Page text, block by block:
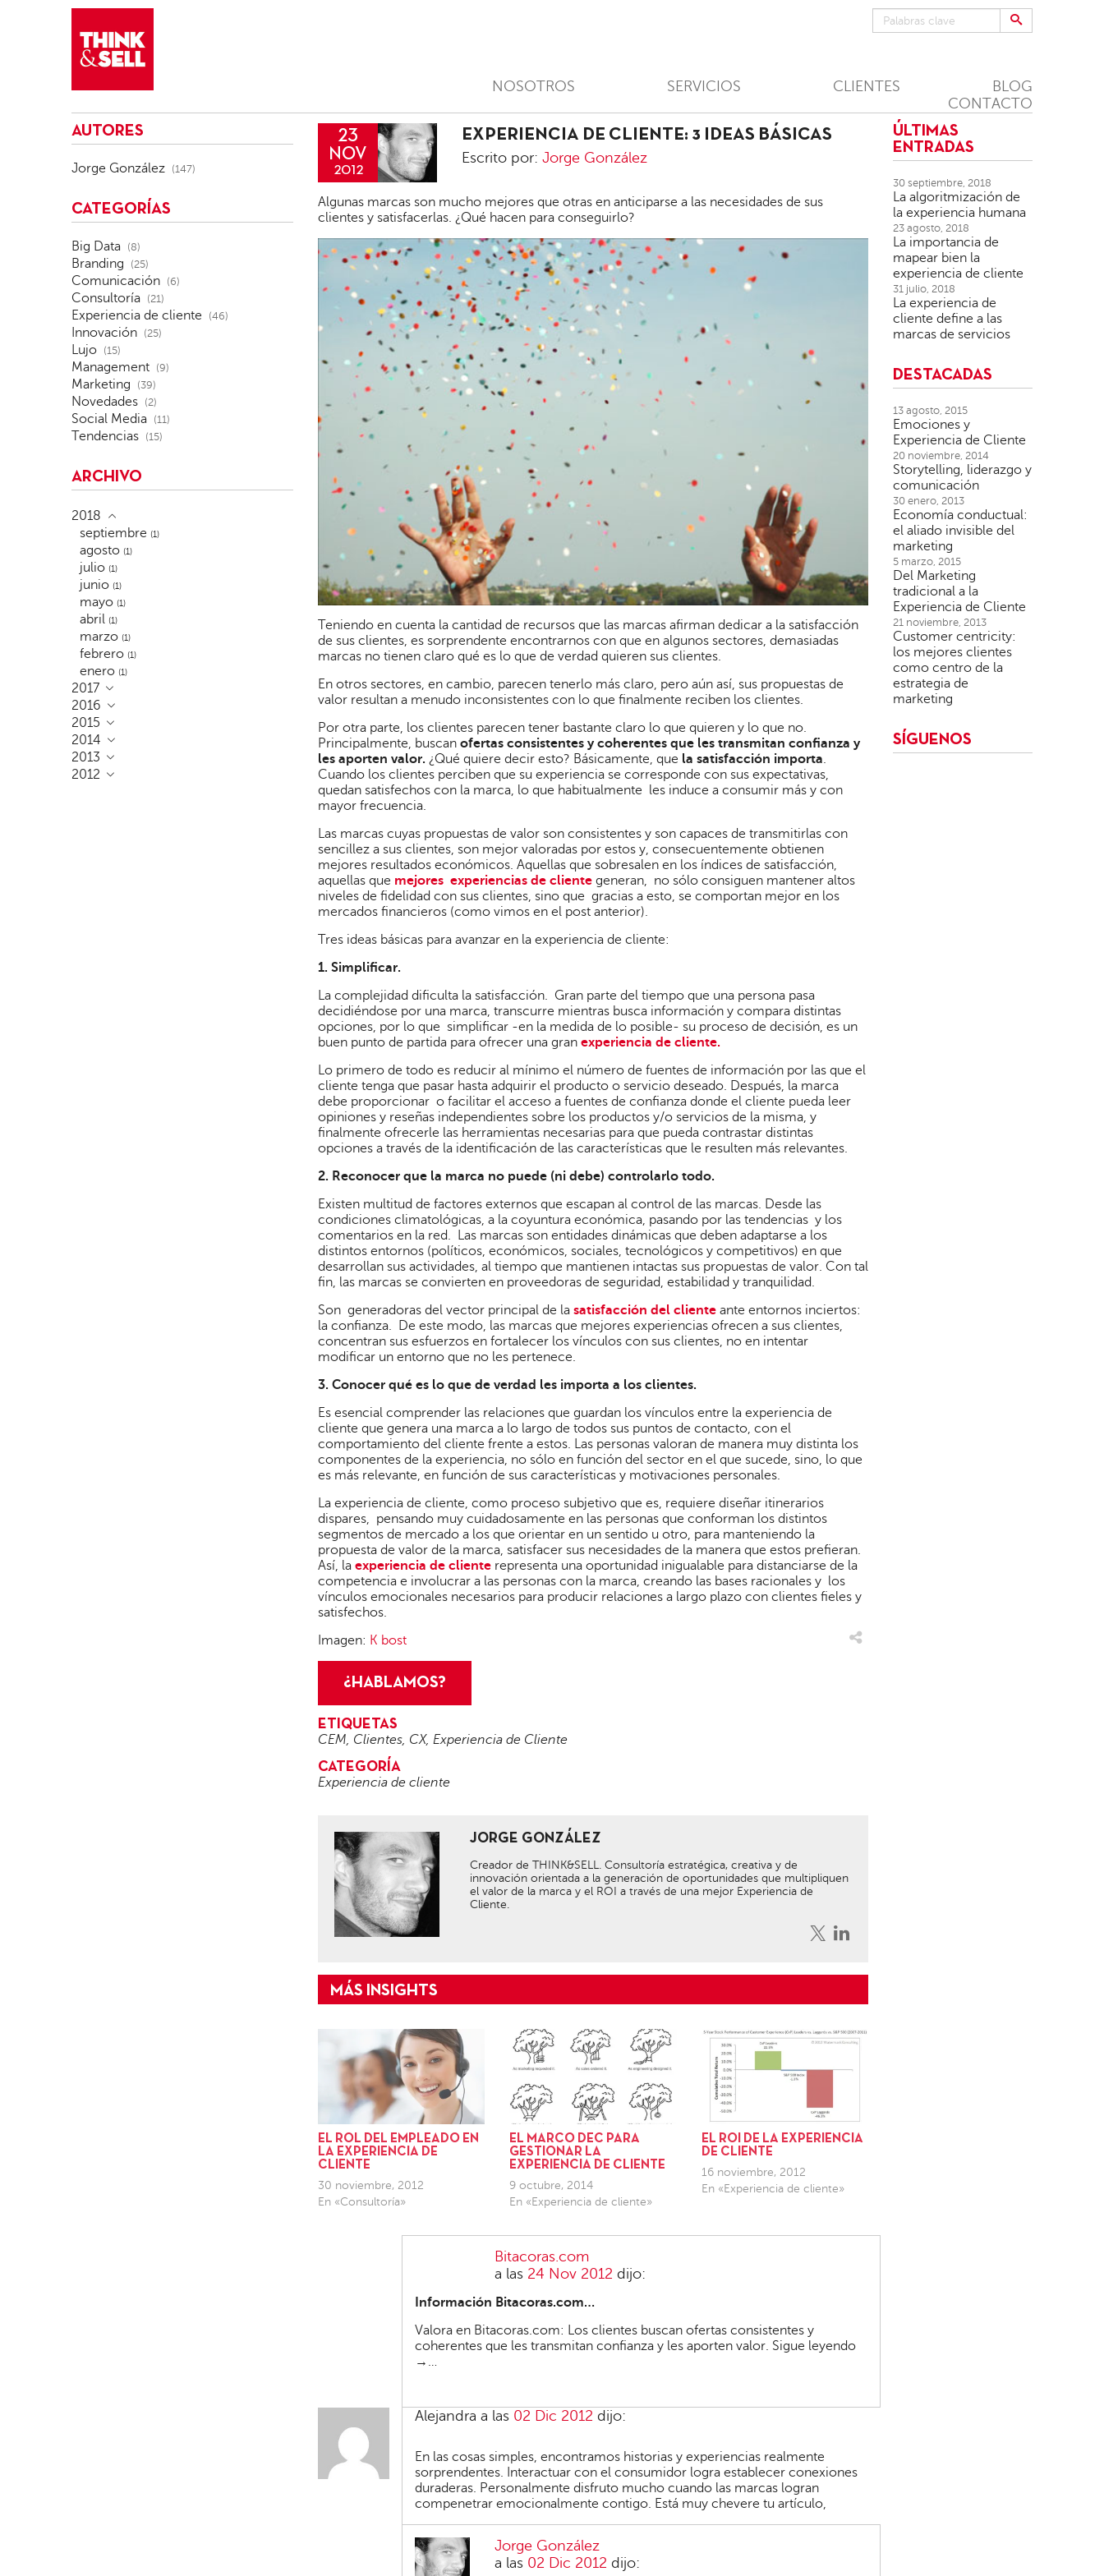
NOSOTROS SERVICIOS CLIENTES
BLOG
CONTACTO
23
NOV
2012
González
EXPERIENCIA DE CLIENTE: 3 IDEAS BÁSICAS
Escrito por: Jorge González
Algunas marcas son mucho mejores que otras en anticiparse a las necesidades de sus
clientes y satisfacerlas. ¿Qué hacen para conseguirlo?
Teniendo en cuenta la cantidad de recursos que las marcas afirman dedicar a la satisfacción
de sus clientes, es sorprendente encontrarnos con que en algunos sectores, demasiadas
marcas no tienen claro qué es lo que de verdad quieren sus clientes.
En otros sectores, en cambio, parecen tenerlo más claro, pero aún así, sus propuestas de
valor resultan a menudo inconsistentes con lo que finalmente reciben los clientes.
Por otra parte, los clientes parecen tener bastante claro lo que quieren y lo que no.
Principalmente, buscan ofertas consistentes y coherentes que les transmitan confianza y
les aporten valor. ¿Qué quiere decir esto? Básicamente, que la satisfacción importa.
Cuando los clientes perciben que su experiencia se corresponde con sus expectativas,
quedan satisfechos con la marca, lo que habitualmente les induce a consumir más y con
mayor frecuencia.
Las marcas cuyas propuestas de valor son consistentes y son capaces de transmitirlas con
sencillez a sus clientes, son mejor valoradas por estos y, consecuentemente obtienen
mejores resultados económicos. Aquellas que sobresalen en los índices de satisfacción,
aquellas que mejores experiencias de cliente generan, no sólo consiguen mantener altos
niveles de fidelidad con sus clientes, sino que gracias a esto, se comportan mejor en los
mercados financieros (como vimos en el post anterior).
Tres ideas básicas para avanzar en la experiencia de cliente:
1. Simplificar.
La complejidad dificulta la satisfacción. Gran parte del tiempo que una persona pasa
decidiéndose por una marca, transcurre mientras busca información y compara distintas
opciones, por lo que simplificar -en la medida de lo posible- su proceso de decisión, es un
buen punto de partida para ofrecer una gran experiencia de cliente.
Lo primero de todo es reducir al mínimo el número de fuentes de información por las que el
cliente tenga que pasar hasta adquirir el producto o servicio deseado. Después, la marca
debe proporcionar o facilitar el acceso a fuentes de confianza donde el cliente pueda leer
opiniones y reseñas independientes sobre los productos y/o servicios de la misma, y
finalmente ofrecerle las herramientas necesarias para que pueda contrastar distintas
opciones a través de la identificación de las características que le resulten más relevantes.
2. Reconocer que la marca no puede (ni debe) controlarlo todo.
Existen multitud de factores externos que escapan al control de las marcas. Desde las
condiciones climatológicas, a la coyuntura económica, pasando por las tendencias y los
comentarios en la red. Las marcas son entidades dinámicas que deben adaptarse a los
distintos entornos (políticos, económicos, sociales, tecnológicos y competitivos) en que
desarrollan sus actividades, al tiempo que mantienen intactas sus propuestas de valor. Con tal
fin, las marcas se convierten en proveedoras de seguridad, estabilidad y tranquilidad.
Son generadoras del vector principal de la satisfacción del cliente ante entornos inciertos:
la confianza. De este modo, las marcas que mejores experiencias ofrecen a sus clientes,
concentran sus esfuerzos en fortalecer los vínculos con sus clientes, no en intentar
modificar un entorno que no les pertenece.
3. Conocer qué es lo que de verdad les importa a los clientes.
Es esencial comprender las relaciones que guardan los vínculos entre la experiencia de
cliente que genera una marca a lo largo de todos sus puntos de contacto, con el
comportamiento del cliente frente a estos. Las personas valoran de manera muy distinta los
componentes de la experiencia, no sólo en función del sector en el que sucede, sino, lo que
es más relevante, en función de sus características y motivaciones personales.
La experiencia de cliente, como proceso subjetivo que es, requiere diseñar itinerarios
dispares, pensando muy cuidadosamente en las personas que conforman los distintos
segmentos de mercado a los que orientar en un sentido u otro, para manteniendo la
propuesta de valor de la marca, satisfacer sus necesidades de la manera que estos prefieran.
Así, la experiencia de cliente representa una oportunidad inigualable para distanciarse de la
competencia e involucrar a las personas con la marca, creando las bases racionales y los
vínculos emocionales necesarios para producir relaciones a largo plazo con clientes fieles y
satisfechos.
Imagen: K bost
¿HABLAMOS?
ETIQUETAS
CEM, Clientes, CX, Experiencia de Cliente
CATEGORÍA
Experiencia de cliente
JORGE GONZÁLEZ
Creador de THINK&SELL. Consultoría estratégica, creativa y de
innovación orientada a la generación de oportunidades que multipliquen
el valor de la marca y el ROI a través de una mejor Experiencia de
Cliente.
EL ROL DEL EMPLEADO EN
LA EXPERIENCIA DE
CLIENTE
30 noviembre, 2012
En «Consultoría»
EL MARCO DEC PARA
GESTIONAR LA
EXPERIENCIA DE CLIENTE
9 octubre, 2014
En «Experiencia de cliente»
EL ROI DE LA EXPERIENCIA
DE CLIENTE
16 noviembre, 2012
En «Experiencia de cliente»
Bitacoras.com
a las 24 Nov 2012 dijo:
Información Bitacoras.com…
Valora en Bitacoras.com: Los clientes buscan ofertas consistentes y
coherentes que les transmitan confianza y les aporten valor. Sigue leyendo
→…
Alejandra a las 02 Dic 2012 dijo:
En las cosas simples, encontramos historias y experiencias realmente
sorprendentes. Interactuar con el consumidor logra establecer conexiones
duraderas. Personalmente disfruto mucho cuando las marcas logran
compenetrar emocionalmente contigo. Está muy chevere tu artículo,
Jorge González
a las 02 Dic 2012 dijo:
AUTORES
Jorge González (147)
CATEGORÍAS
Big Data (8)
Branding (25)
Comunicación (6)
Consultoría (21)
Experiencia de cliente (46)
Innovación (25)
Lujo (15)
Management (9)
Marketing (39)
Novedades (2)
Social Media (11)
Tendencias (15)
ARCHIVO
2018
septiembre (1)
agosto (1)
julio (1)
junio (1)
mayo (1)
abril (1)
marzo (1)
febrero (1)
enero (1)
2017
2016
2015
2014
2013
2012
ÚLTIMAS
ENTRADAS
30 septiembre, 2018
La algoritmización de
la experiencia humana
23 agosto, 2018
La importancia de
mapear bien la
experiencia de cliente
31 julio, 2018
La experiencia de
cliente define a las
marcas de servicios
DESTACADAS
13 agosto, 2015
Emociones y
Experiencia de Cliente
20 noviembre, 2014
Storytelling, liderazgo y
comunicación
30 enero, 2013
Economía conductual:
el aliado invisible del
marketing
5 marzo, 2015
Del Marketing
tradicional a la
Experiencia de Cliente
21 noviembre, 2013
Customer centricity:
los mejores clientes
como centro de la
estrategia de
marketing
SÍGUENOS